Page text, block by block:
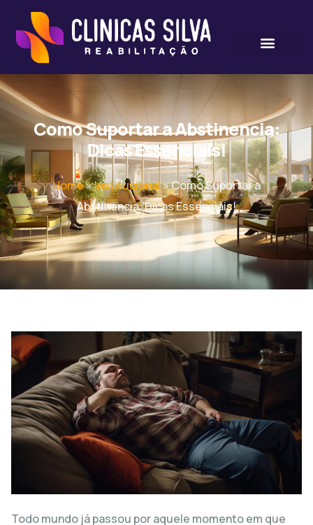
Como Suportar a Abstinencia:
Dicas Essenciais!
Home»Institucional»Como Suportar a
Abstinencia: Dicas Essenciais!
Todo mundo já passou por aquele momento em que